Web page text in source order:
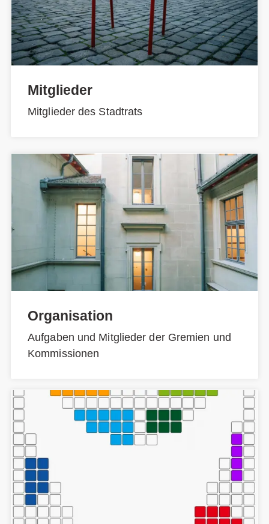
Mitglieder
Mitglieder des Stadtrats
Organisation
Aufgaben und Mitglieder der Gremien und
Kommissionen